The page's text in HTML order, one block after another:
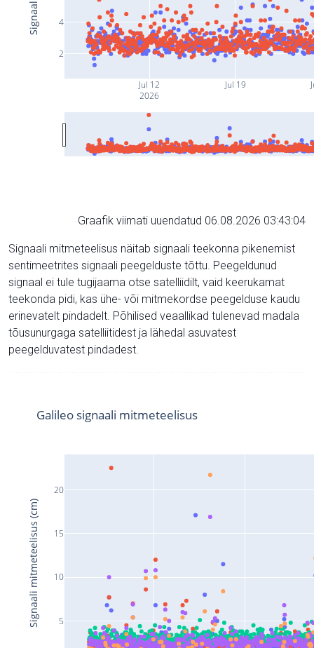
Jul 12
2026
Jul 19
2
4
Graafik viimati uuendatud 06.08.2026 03:43:04
Signaali mitmeteelisus näitab signaali teekonna pikenemist
sentimeetrites signaali peegelduste tõttu. Peegeldunud
signaal ei tule tugijaama otse satelliidilt, vaid keerukamat
teekonda pidi, kas ühe- või mitmekordse peegelduse kaudu
erinevatelt pindadelt. Põhilised veaallikad tulenevad madala
tõusunurgaga satelliitidest ja lähedal asuvatest
peegelduvatest pindadest.
5
10
15
20
Galileo signaali mitmeteelisus
Signaali mitmeteelisus (cm)